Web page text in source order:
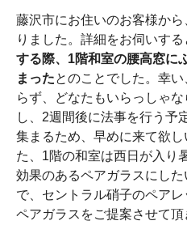
藤沢市にお住いのお客様か
りました。詳細をお伺いする
する際、1階和室の腰高窓に
まったとのことでした。幸
らず、どなたもいらっしゃ
し、2週間後に法事を行う予
集まるため、早めに来て欲
た、1階の和室は西日が入り
効果のあるペアガラスにし
で、セントラル硝子のペア
ペアガラスをご提案させて